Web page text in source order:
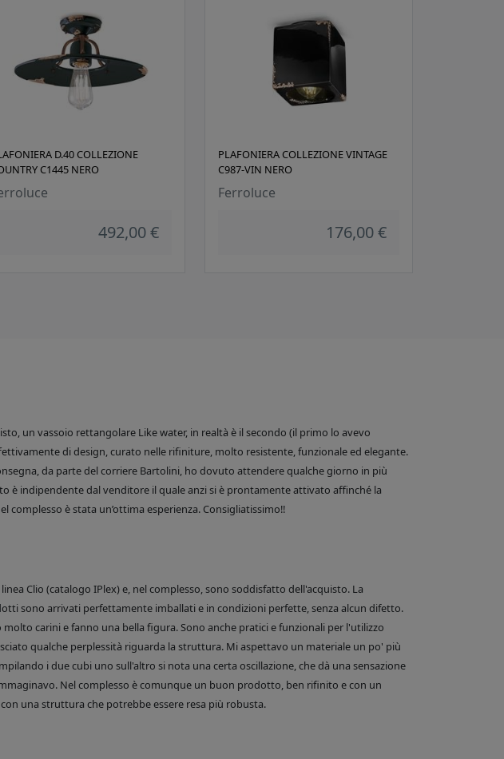
D.40 COLLEZIONE
C1445 NERO
492,00 €
PLAFONIERA COLLEZIONE VINTAGE
C987-VIN NERO
Ferroluce
176,00 €
un vassoio rettangolare Like water, in realtà è il secondo (il primo lo avevo
di design, curato nelle rifiniture, molto resistente, funzionale ed elegante.
da parte del corriere Bartolini, ho dovuto attendere qualche giorno in più
è indipendente dal venditore il quale anzi si è prontamente attivato affinché la
complesso è stata un’ottima esperienza. Consigliatissimo!!
Clio (catalogo IPlex) e, nel complesso, sono soddisfatto dell'acquisto. La
sono arrivati perfettamente imballati e in condizioni perfette, senza alcun difetto.
carini e fanno una bella figura. Sono anche pratici e funzionali per l'utilizzo
qualche perplessità riguarda la struttura. Mi aspettavo un materiale un po' più
i due cubi uno sull'altro si nota una certa oscillazione, che dà una sensazione
Nel complesso è comunque un buon prodotto, ben rifinito e con un
una struttura che potrebbe essere resa più robusta.